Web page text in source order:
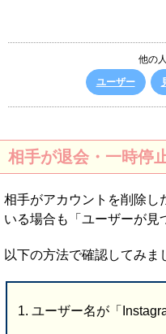
他の
ユーザー
相手が退会・一時停
相手がアカウントを削除し
いる場合も「ユーザーが見
以下の方法で確認してみま
ユーザー名が「